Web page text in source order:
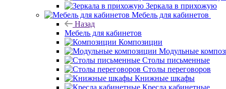
Зеркала в прихожую
Мебель для кабинетов
Назад
Мебель для кабинетов
Композиции
Модульные
Столы письменные
Столы переговоров
Книжные шкафы
Кресла кабинетные